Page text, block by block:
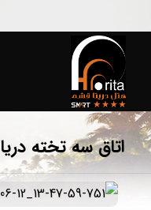
اتاق سه تخته دریا